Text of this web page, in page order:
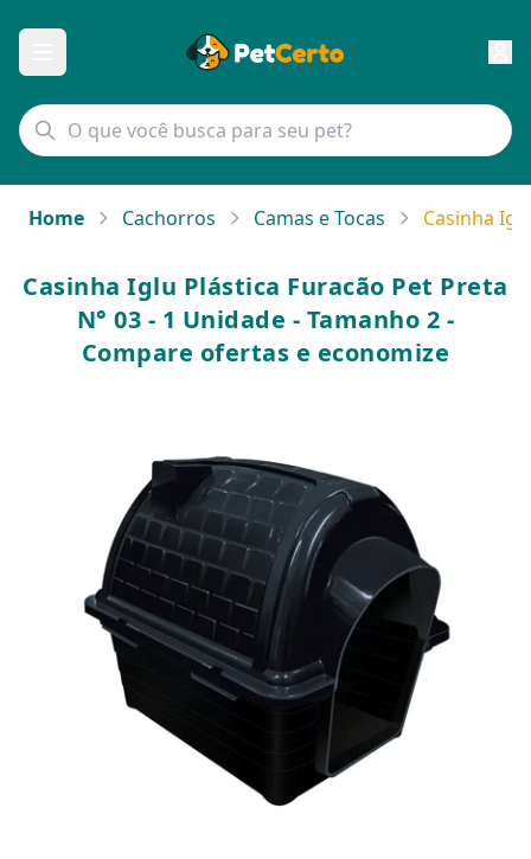
Home Cachorros Camas e Tocas Casinha
Casinha Iglu Plástica Furacão Pet Preta
N° 03 - 1 Unidade - Tamanho 2 -
Compare ofertas e economize